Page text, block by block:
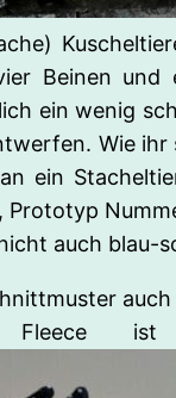
Beinen
ein wenig
Wie
ein
auch blau-